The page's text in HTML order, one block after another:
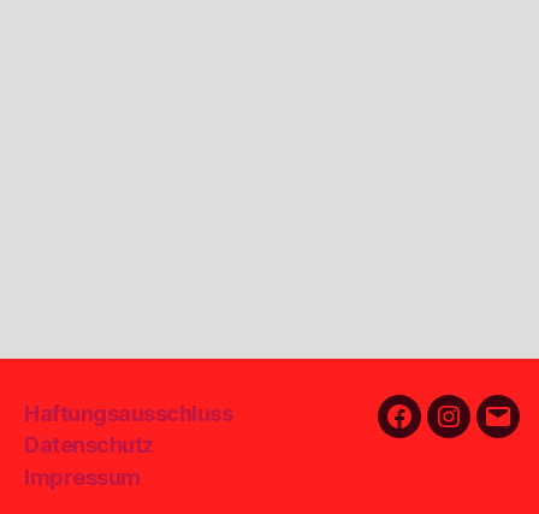
Haftungsausschluss
Datenschutz
Impressum
FacebookE-